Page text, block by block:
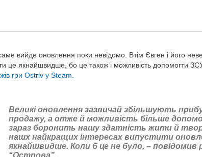
вийде оновлення поки невідомо. Втім Євген і його
це якнайшвидше, бо це також і можливість допомогти
гри Ostriv у Steam.
Великі оновлення зазвичай збільшують
продажу, а отже й можливість більше
зараз боронить нашу здатність жити й
нашх найкращих інтересах випустити
якнайшвидше. Коли б це не було, – повідомив